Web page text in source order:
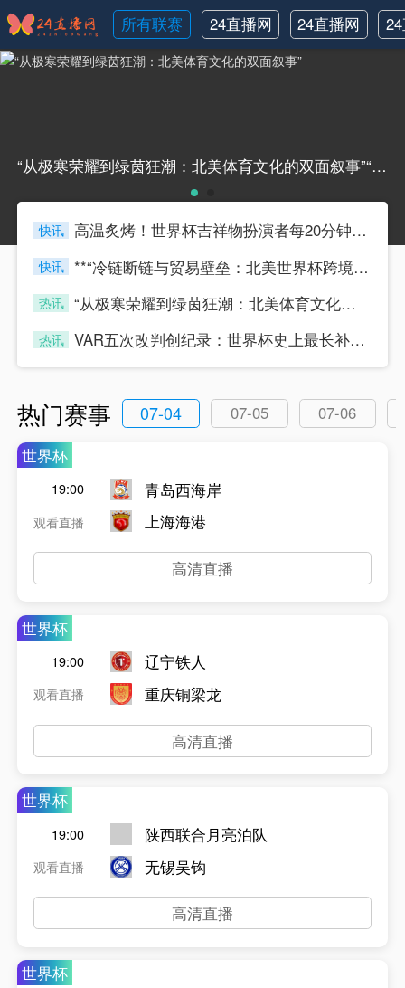
所有联赛
24直播网
NBA
24直播网
世界杯
“从极寒荣耀到绿茵狂潮：北美体育文化的双面叙事”“从极寒荣耀到绿茵狂潮：北美体育文化的双面叙事”
快讯
高温炙烤！世界杯吉祥物扮演者每20分钟须换人
快讯
**“冷链断链与贸易壁垒：北美世界杯跨境物流的困局与重塑路径”**
热讯
“从极寒荣耀到绿茵狂潮：北美体育文化的双面叙事”
热讯
VAR五次改判创纪录：世界杯史上最长补时达23分钟
热门赛事 07-04 07-05
07-06
世界杯
19:00
观看直播
青岛西海岸
上海海港
高清直播
世界杯
19:00
观看直播
辽宁铁人
重庆铜梁龙
高清直播
世界杯
19:00
观看直播
陕西联合月亮泊队
无锡吴钩
高清直播
世界杯